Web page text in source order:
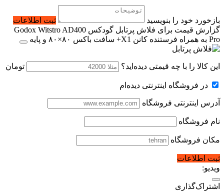
بازخورد خود را بنویسید
ثبت اطلاعات
گزارش قیمت برای فلاش پرتابل گودکس Godox Witstro AD400
Pro به همراه فرستنده کانن X1+ سافت باکس ۸۰×۸۰ و پایه
این کالا را با چه قیمتی دیده‌اید؟ تومان
در فروشگاه اینترنتی دیده‌ام
آدرس اینترنتی فروشگاه
نام فروشگاه
مکان فروشگاه
ثبت اطلاعات
ویدیو:
اشتراک‌گذاری